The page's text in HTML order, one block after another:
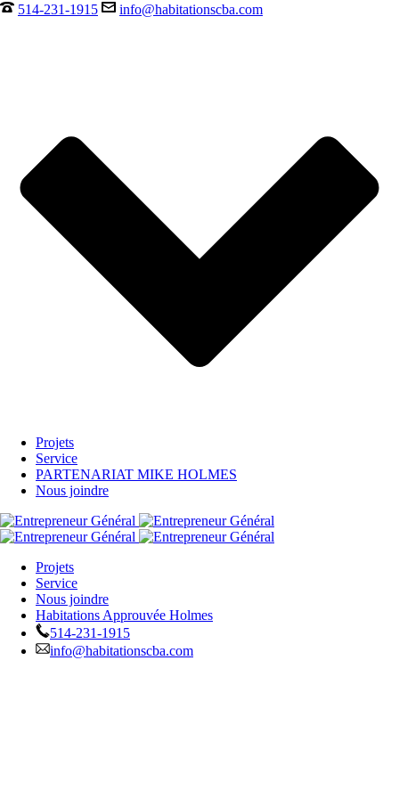
514-231-1915 info@habitationscba.com
Projets
Service
PARTENARIAT MIKE HOLMES
Nous joindre
Projets
Service
Nous joindre
Habitations Approuvée Holmes
514-231-1915
info@habitationscba.com